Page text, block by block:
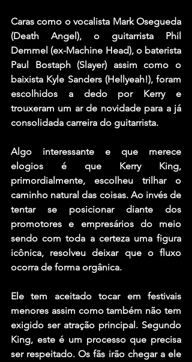
Caras como o vocalista Mark Osegueda
(Death Angel ), o guitarrista Phil
Demmel (ex-Machine Head
Paul Bostaph (Slayer) assim como o
baixista Kyle Sanders (Hellyeah!), foram
escolhidos a dedo por Kerry e
trouxeram um ar de novidade para a já
consolidada carreira do guitarrista.
Algo interessante e que merece
elogios é que Kerry King,
primordialmente, escolheu trilhar o
caminho natural das coisas. Ao invés de
tentar se posicionar diante dos
promotores e empresários do meio
sendo com toda a certeza uma figura
icônica, resolveu deixar que o fluxo
ocorra de forma orgânica.
Ele tem aceitado tocar em festivais
menores assim como também não tem
King, este é um processo que precisa
ser respeitado. Os fãs irão chegar a ele